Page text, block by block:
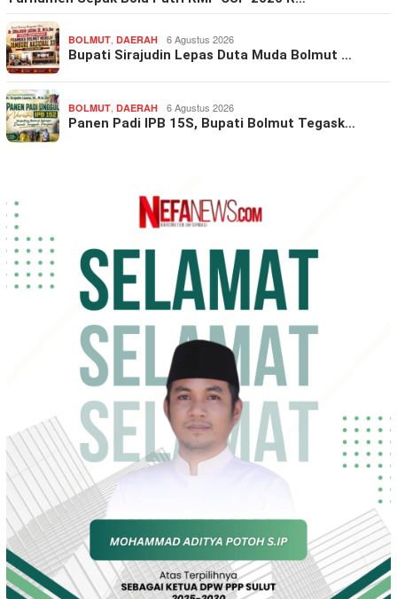
BOLMUT, DAERAH 6 Agustus 2026
Bupati Sirajudin Lepas Duta Muda Bolmut …
BOLMUT, DAERAH 6 Agustus 2026
Panen Padi IPB 15S, Bupati Bolmut Tegask…